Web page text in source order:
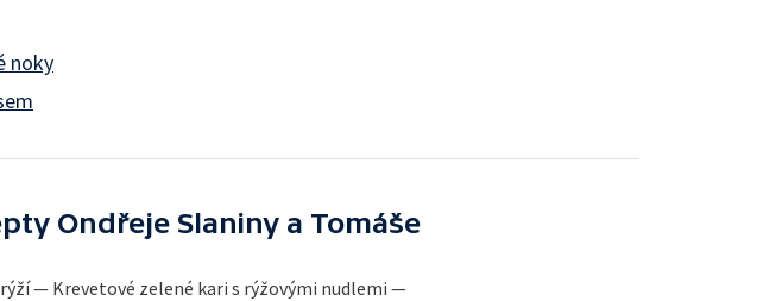
noky
Ondřeje Slaniny a Tomáše
— Krevetové zelené kari s rýžovými nudlemi —